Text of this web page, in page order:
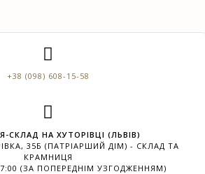
+38 (098) 608-15-58
СКЛАД НА ХУТОРІВЦІ (ЛЬВІВ)
35Б (ПАТРІАРШИЙ ДІМ) - СКЛАД ТА
КРАМНИЦЯ
(ЗА ПОПЕРЕДНІМ УЗГОДЖЕННЯМ)